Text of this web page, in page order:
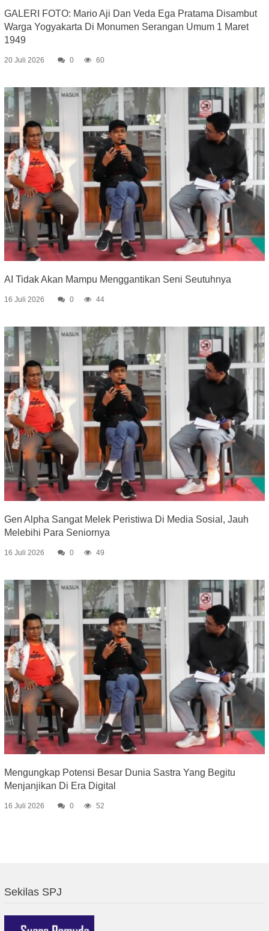
GALERI FOTO: Mario Aji Dan Veda Ega Pratama Disambut
Warga Yogyakarta Di Monumen Serangan Umum 1 Maret
1949
20 Juli 2026 0 60
AI Tidak Akan Mampu Menggantikan Seni Seutuhnya
16 Juli 2026 0 44
Gen Alpha Sangat Melek Peristiwa Di Media Sosial, Jauh
Melebihi Para Seniornya
16 Juli 2026 0 49
Mengungkap Potensi Besar Dunia Sastra Yang Begitu
Menjanjikan Di Era Digital
16 Juli 2026 0 52
Sekilas SPJ